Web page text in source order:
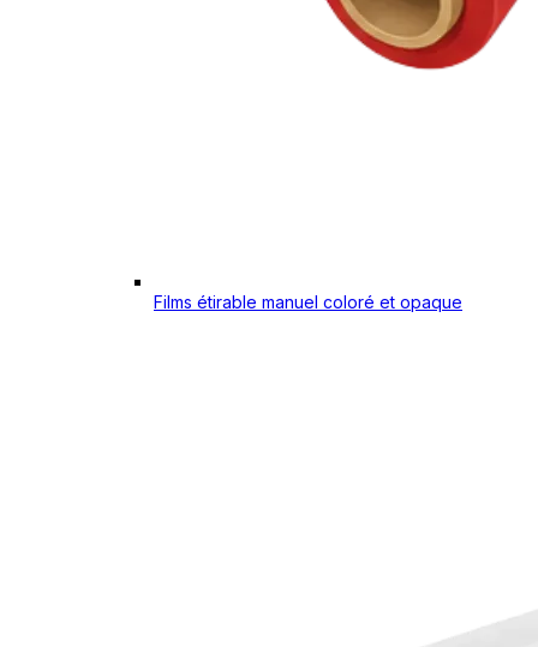
Films étirable manuel coloré et opaque